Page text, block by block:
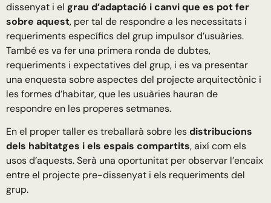
dissenyat i el grau d’adaptació i canvi que es pot fer
sobre aquest, per tal de respondre a les necessitats i
requeriments específics del grup impulsor d’usuàries.
També es va fer una primera ronda de dubtes,
requeriments i expectatives del grup, i es va presentar
una enquesta sobre aspectes del projecte arquitectònic i
les formes d’habitar, que les usuàries hauran de
respondre en les properes setmanes.
En el proper taller es treballarà sobre lesdistribucions
dels habitatges i els espais compartits, així com els
usos d’aquests. Serà una oportunitat per observar l’encaix
entre el projecte pre-dissenyat i els requeriments del
grup.